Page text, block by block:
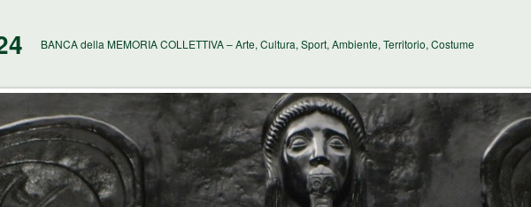
BANCA della MEMORIA COLLETTIVA – Arte, Cultura, Sport, Ambiente, Territorio, Costume